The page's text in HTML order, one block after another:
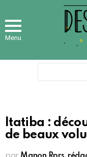
Menu
Itatiba :
de beaux